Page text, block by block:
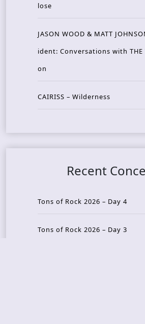
lose
JASON WOOD & MATT
ident: Conversations with THE
on
CAIRISS – Wilderness
Recent
Tons of Rock 2026 – Day 4
Tons of Rock 2026 – Day 3